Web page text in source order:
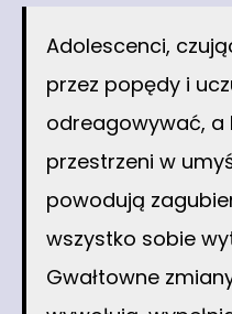
Adolescenci,
przez popędy i
odreagowywać, a
przestrzeni w
powodują
wszystko sobie
Gwałtowne